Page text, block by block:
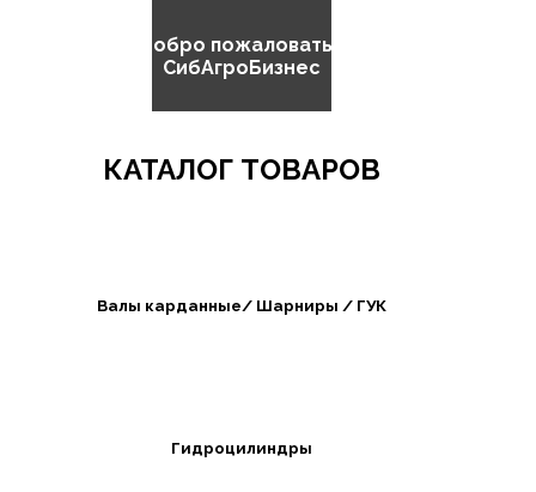
Добро пожаловать в
СибАгроБизнес
КАТАЛОГ ТОВАРОВ
Валы карданные/ Шарниры / ГУК
Гидроцилиндры